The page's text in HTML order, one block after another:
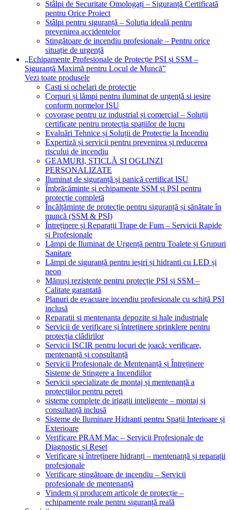
Stâlpi de Securitate Omologați – Siguranță Certificată
pentru Orice Proiect
Stâlpi pentru siguranță – Soluția ideală pentru
prevenirea accidentelor
Stingătoare de incendiu profesionale – Pentru orice
situație de urgență
„Echipamente Profesionale de Protecție PSI și SSM –
Siguranță Maximă pentru Locul de Muncă”
Vezi toate produsele
Casti si ochelari de protectie
Corpuri și lămpi pentru iluminat de urgență si iesire
conform normelor ISU
covorașe pentru uz industrial și comercial – Soluții
certificate pentru protecția spațiilor de lucru
Evaluări Tehnice și Soluții de Protecție la Incendiu
Expertiză și servicii pentru prevenirea și reducerea
riscului de incendiu
GEAMURI, STICLĂ ŞI OGLINZI
PERSONALIZATE
Iluminat de siguranță și panică certificat ISU
Îmbrăcăminte și echipamente SSM și PSI pentru
protecție completă
Încălțăminte de protecție pentru siguranță și sănătate în
muncă (SSM & PSI)
Întreținere și Reparații Trape de Fum – Servicii Rapide
și Profesionale
Lămpi de Iluminat de Urgență pentru Toalete și Grupuri
Sanitare
Lămpi de siguranță pentru ieșiri și hidranti cu LED și
neon
Mănuși rezistente pentru protecție PSI și SSM –
Calitate garantată
Planuri de evacuare incendiu profesionale cu schiță PSI
inclusă
Reparatii si mentenanta depozite si hale industriale
Servicii de verificare și întreținere sprinklere pentru
protecția clădirilor
Servicii ISCIR pentru locuri de joacă: verificare,
mentenanță și consultanță
Servicii Profesionale de Mentenanță și Întreținere
Sisteme de Stingere a Incendiilor
Servicii specializate de montaj și mentenanță a
protecțiilor pentru pereți
sisteme complete de irigații inteligente – montaj și
consultanță inclusă
Sisteme de Iluminare Hidranti pentru Spații Interioare și
Exterioare
Verificare PRAM Mac – Servicii Profesionale de
Diagnostic și Reset
Verificare și întreținere hidranți – mentenanță și reparații
profesionale
Verificare stingătoare de incendiu – Servicii
profesionale de mentenanță
Vindem și producem articole de protecție –
echipamente reale pentru siguranță reală